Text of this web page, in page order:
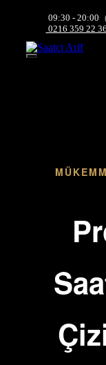
09:30 - 20:00
0216 359 22 36
Menü